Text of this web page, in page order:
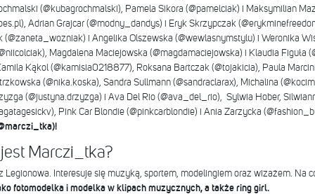
(@kubagrochmalski), Pamela Sikora (@pamelciak) i Maksymilian
Adrian Grajcar (@modny_dandys) i Eryk Skrzypczak
(@zaneta_wozniak) i Angelika Olszewska (@wewlasnymstylu) i Weronika
Magdalena Maciejowska (@magdamaciejowska) i Klaudia Figuła
Kąkol (@kamisia0218877), Roksana Bartczak (@tojakicia), Paula
(@nika.koska), Sandra Sullmann (@sandraclarax), Michalina
(@justyna.drzyzga) i Ava Del Rio (@ava_del_rio), Sylwia Hober,
Pink Car Blondie (@pinkcarblondie) i Ania Zarzycka
Marczi_tka?
Legionowa. Interesuje się muzyką, sportem, modelingiem oraz wizażem. Na
fotomodelka i modelka w klipach muzycznych, a także ring girl.